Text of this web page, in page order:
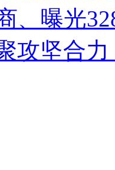
、曝光
攻坚合